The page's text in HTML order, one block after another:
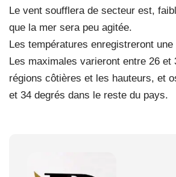
Le vent soufflera de secteur est,
que la mer sera peu agitée.
Les températures enregistreront
Les maximales varieront entre 26 et
régions côtières et les hauteurs, et
et 34 degrés dans le reste du pays.